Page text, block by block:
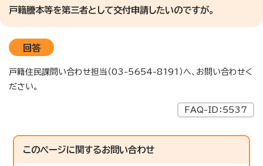
戸籍謄本等を第三者として交付申請したいのですが。
回答
戸籍住民課問い合わせ担当（03-5654-8191）へ、お問い合わせく
ださい。
FAQ-ID：5537
このページに関するお問い合わせ